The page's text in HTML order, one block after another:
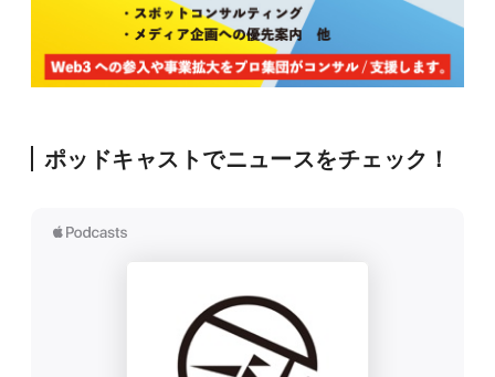
ポッドキャストでニュースをチェック！